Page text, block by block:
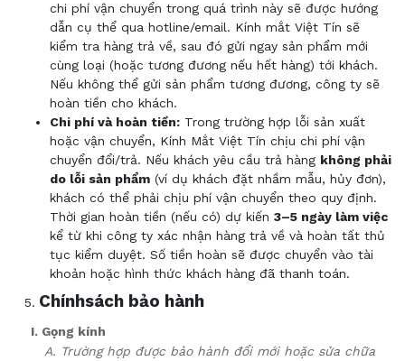
chi phí vận chuyển trong quá trình này sẽ được hướng
dẫn cụ thể qua hotline/email. Kính mắt Việt Tín sẽ
kiểm tra hàng trả về, sau đó gửi ngay sản phẩm mới
cùng loại (hoặc tương đương nếu hết hàng) tới khách.
Nếu không thể gửi sản phẩm tương đương, công ty sẽ
hoàn tiền cho khách.
Chi phí và hoàn tiền: Trong trường hợp lỗi sản xuất
hoặc vận chuyển, Kính Mắt Việt Tín chịu chi phí vận
chuyển đổi/trả. Nếu khách yêu cầu trả hàng không phải
do lỗi sản phẩm (ví dụ khách đặt nhầm mẫu, hủy đơn),
khách có thể phải chịu phí vận chuyển theo quy định.
Thời gian hoàn tiền (nếu có) dự kiến 3–5 ngày làm việc
kể từ khi công ty xác nhận hàng trả về và hoàn tất thủ
tục kiểm duyệt. Số tiền hoàn sẽ được chuyển vào tài
khoản hoặc hình thức khách hàng đã thanh toán.
Chínhsách bảo hành
I. Gọng kính
A. Trường hợp được bảo hành đổi mới hoặc sửa chữa